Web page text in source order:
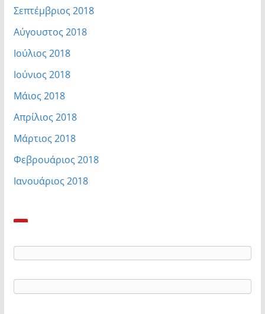
Σεπτέμβριος 2018
Αύγουστος 2018
Ιούλιος 2018
Ιούνιος 2018
Μάιος 2018
Απρίλιος 2018
Μάρτιος 2018
Φεβρουάριος 2018
Ιανουάριος 2018